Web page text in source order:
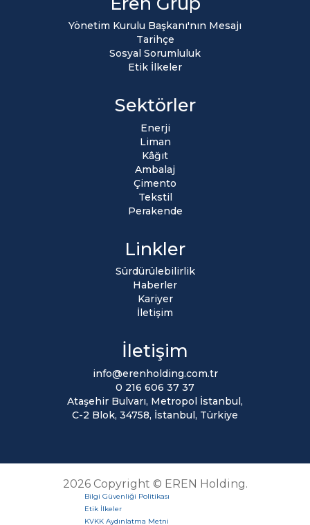
Yönetim Kurulu Başkanı'nın Mesajı
Tarihçe
Sosyal Sorumluluk
Etik İlkeler
Sektörler
Enerji
Liman
Kâğıt
Ambalaj
Çimento
Tekstil
Perakende
Linkler
Sürdürülebilirlik
Haberler
Kariyer
İletişim
İletişim
info@erenholding.com.tr
0 216 606 37 37
Ataşehir Bulvarı, Metropol İstanbul,
C-2 Blok, 34758, İstanbul, Türkiye
2026 Copyright © EREN Holding.
Bilgi Güvenliği Politikası
Etik İlkeler
KVKK Aydınlatma Metni